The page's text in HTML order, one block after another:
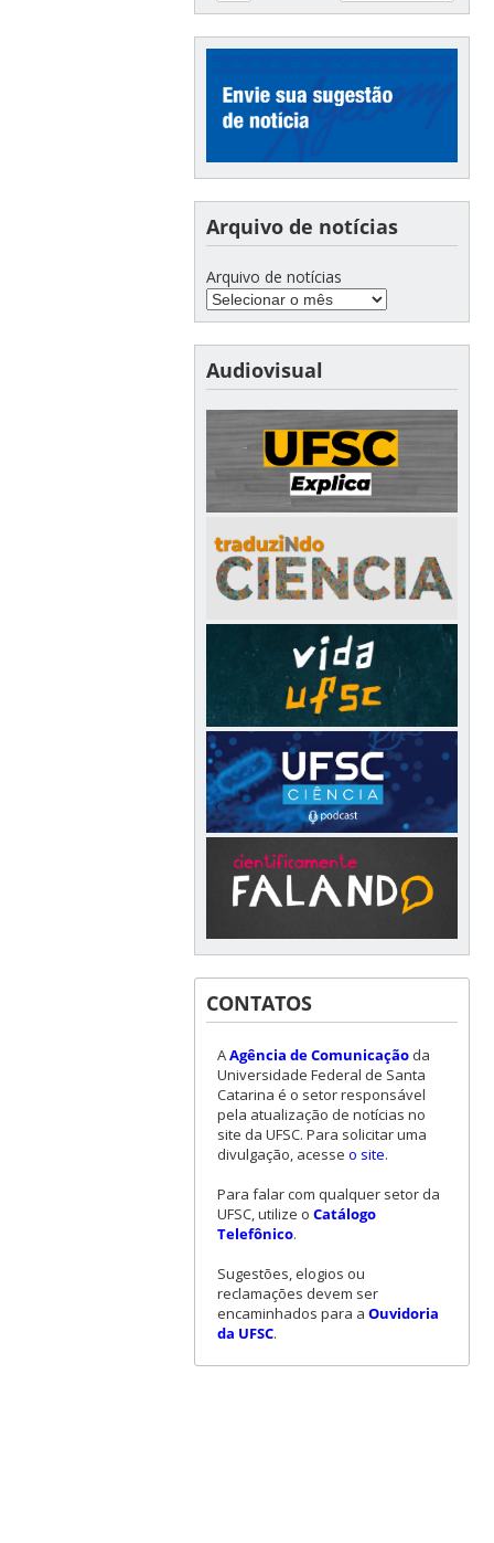
Arquivo de notícias
Arquivo de notícias
Audiovisual
CONTATOS
AAgência de Comunicaçãoda
Universidade Federal de Santa
Catarina é o setor responsável
pela atualização de notícias no
site da UFSC. Para solicitar uma
divulgação, acesse o site.
Para falar com qualquer setor da
UFSC, utilize o Catálogo
Telefônico.
Sugestões, elogios ou
reclamações devem ser
encaminhados para a Ouvidoria
da UFSC.